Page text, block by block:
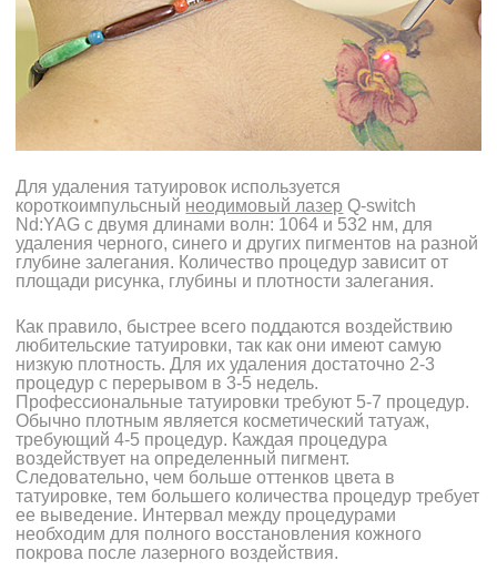
Для удаления татуировок используется
короткоимпульсный неодимовый лазер Q-switch
Nd:YAG с двумя длинами волн: 1064 и 532 нм, для
удаления черного, синего и других пигментов на разной
глубине залегания. Количество процедур зависит от
площади рисунка, глубины и плотности залегания.
Как правило, быстрее всего поддаются воздействию
любительские татуировки, так как они имеют самую
низкую плотность. Для их удаления достаточно 2-3
процедур с перерывом в 3-5 недель.
Профессиональные татуировки требуют 5-7 процедур.
Обычно плотным является косметический татуаж,
требующий 4-5 процедур. Каждая процедура
воздействует на определенный пигмент.
Следовательно, чем больше оттенков цвета в
татуировке, тем большего количества процедур требует
ее выведение. Интервал между процедурами
необходим для полного восстановления кожного
покрова после лазерного воздействия.